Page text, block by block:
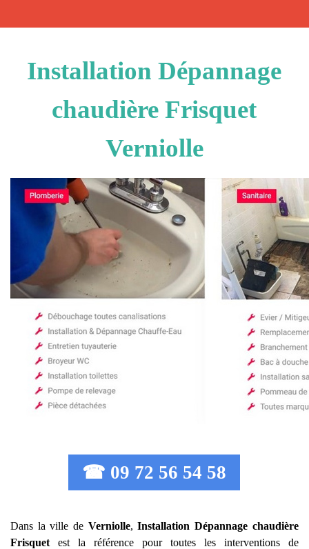
Installation Dépannage
chaudière Frisquet
Verniolle
☎ 09 72 56 54 58
Dans la ville de Verniolle,Installation Dépannage chaudière
Frisquet est la référence pour toutes les interventions de